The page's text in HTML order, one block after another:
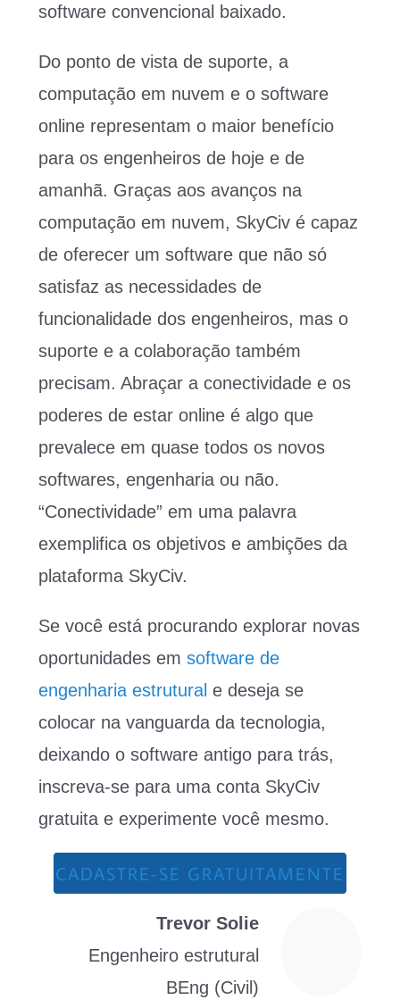
software convencional baixado.
Do ponto de vista de suporte, a
computação em nuvem e o software
online representam o maior benefício
para os engenheiros de hoje e de
amanhã. Graças aos avanços na
computação em nuvem, SkyCiv é capaz
de oferecer um software que não só
satisfaz as necessidades de
funcionalidade dos engenheiros, mas o
suporte e a colaboração também
precisam. Abraçar a conectividade e os
poderes de estar online é algo que
prevalece em quase todos os novos
softwares, engenharia ou não.
“Conectividade” em uma palavra
exemplifica os objetivos e ambições da
plataforma SkyCiv.
Se você está procurando explorar novas
oportunidades em software de
engenharia estruturale deseja se
colocar na vanguarda da tecnologia,
deixando o software antigo para trás,
inscreva-se para uma conta SkyCiv
gratuita e experimente você mesmo.
CADASTRE-SE GRATUITAMENTE
Trevor Solie
Engenheiro estrutural
BEng (Civil)